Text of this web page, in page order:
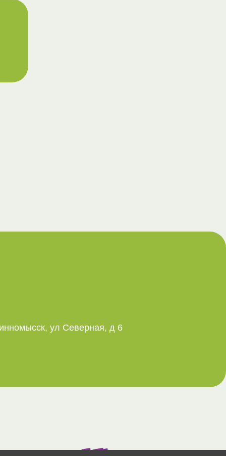
ул Северная, д 6